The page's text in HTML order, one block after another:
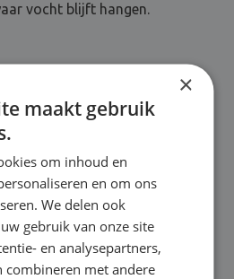
vocht blijft hangen.
vooral kitnaden en
kijk of er condens of muffe
ook als het buiten nat is
aan en wacht niet tot de
×
maakt gebruik
om inhoud en
en om ons
We delen ook
gebruik van onze site
en analysepartners,
combineren met andere